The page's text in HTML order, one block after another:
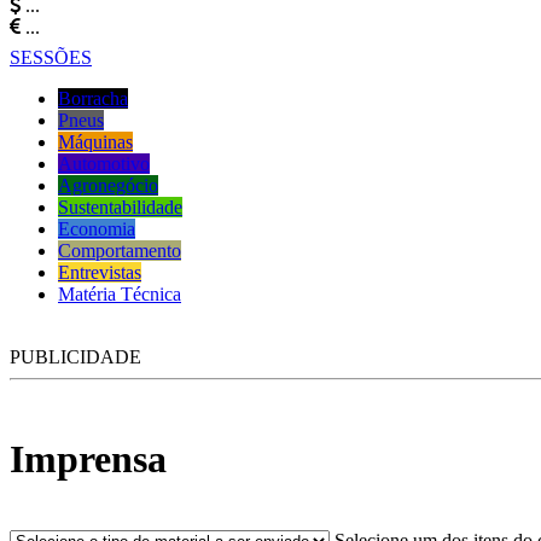
...
...
SESSÕES
Borracha
Pneus
Máquinas
Automotivo
Agronegócio
Sustentabilidade
Economia
Comportamento
Entrevistas
Matéria Técnica
PUBLICIDADE
Imprensa